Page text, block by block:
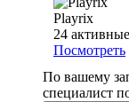
Playrix
24
Посмотреть
По вашему
специалист